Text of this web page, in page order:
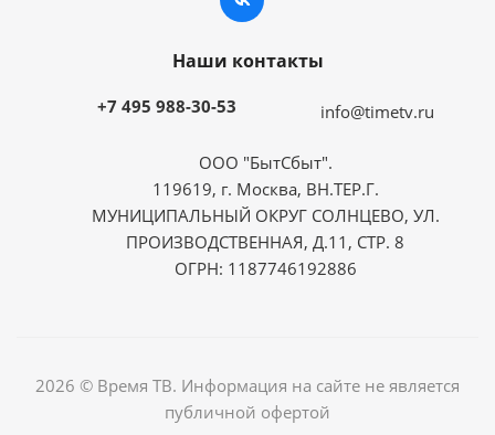
Наши контакты
+7 495 988-30-53 info@timetv.ru
ООО "БытСбыт".
119619, г. Москва, ВН.ТЕР.Г.
МУНИЦИПАЛЬНЫЙ ОКРУГ СОЛНЦЕВО, УЛ.
ПРОИЗВОДСТВЕННАЯ, Д.11, СТР. 8
ОГРН: 1187746192886
2026 © Время ТВ. Информация на сайте не является
публичной офертой